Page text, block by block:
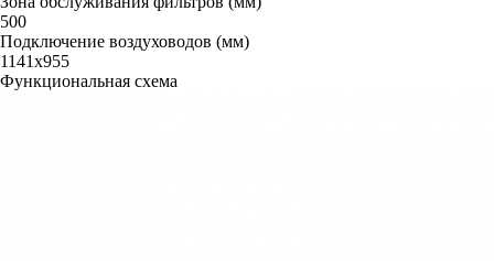
500
Подключение воздуховодов (мм)
1141x955
Функциональная схема